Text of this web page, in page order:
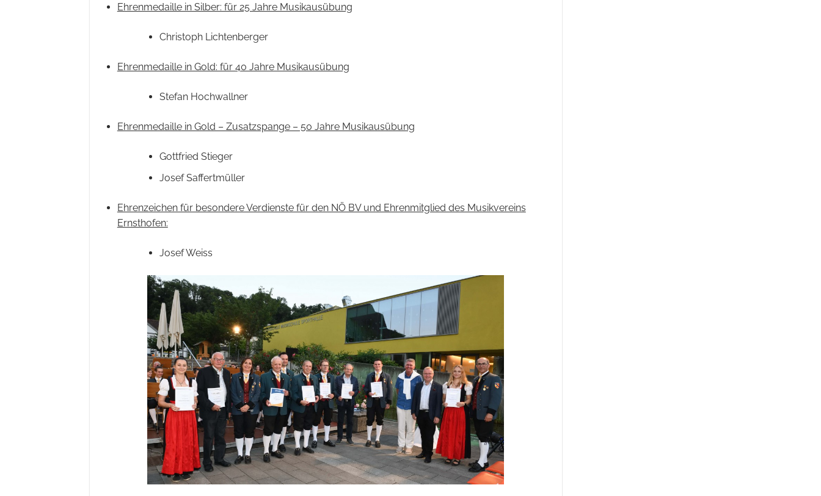
Ehrenmedaille in Silber: für 25 Jahre Musikausübung
Christoph Lichtenberger
Ehrenmedaille in Gold: für 40 Jahre Musikausübung
Stefan Hochwallner
Ehrenmedaille in Gold – Zusatzspange – 50 Jahre Musikausübung
Gottfried Stieger
Josef Saffertmüller
Ehrenzeichen für besondere Verdienste für den NÖ BV und Ehrenmitglied des Musikvereins
Ernsthofen:
Josef Weiss